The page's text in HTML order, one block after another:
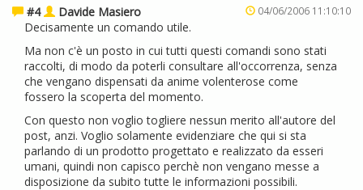
#4
Davide Masiero 04/06/2006 11:10:10
Decisamente un comando utile.
Ma non c'è un posto in cui tutti questi comandi sono stati
raccolti, di modo da poterli consultare all'occorrenza, senza
che vengano dispensati da anime volenterose come
fossero la scoperta del momento.
Con questo non voglio togliere nessun merito all'autore del
post, anzi. Voglio solamente evidenziare che qui si sta
parlando di un prodotto progettato e realizzato da esseri
umani, quindi non capisco perchè non vengano messe a
disposizione da subito tutte le informazioni possibili.